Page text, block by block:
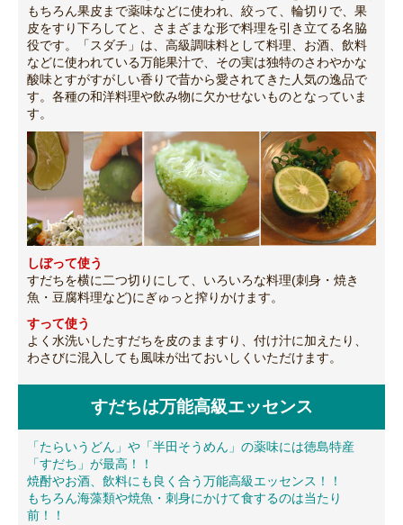
もちろん果皮まで薬味などに使われ、絞って、輪切りで、果
皮をすり下ろしてと、さまざまな形で料理を引き立てる名脇
役です。「スダチ」は、高級調味料として料理、お酒、飲料
などに使われている万能果汁で、その実は独特のさわやかな
酸味とすがすがしい香りで昔から愛されてきた人気の逸品で
す。各種の和洋料理や飲み物に欠かせないものとなっていま
す。
しぼって使う
すだちを横に二つ切りにして、いろいろな料理(刺身・焼き
魚・豆腐料理など)にぎゅっと搾りかけます。
すって使う
よく水洗いしたすだちを皮のまますり、付け汁に加えたり、
わさびに混入しても風味が出ておいしくいただけます。
すだちは万能高級エッセンス
「たらいうどん」や「半田そうめん」の薬味には徳島特産
「すだち」が最高！！
焼酎やお酒、飲料にも良く合う万能高級エッセンス！！
もちろん海藻類や焼魚・刺身にかけて食するのは当たり
前！！